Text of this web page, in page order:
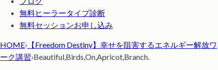
無料ヒーラータイプ診断
無料セッションお申し込み
HOME› 【Freedom Destiny】幸せを阻害するエネルギー解放ワ
ーク講習›Beautiful,Birds,On,Apricot,Branch.